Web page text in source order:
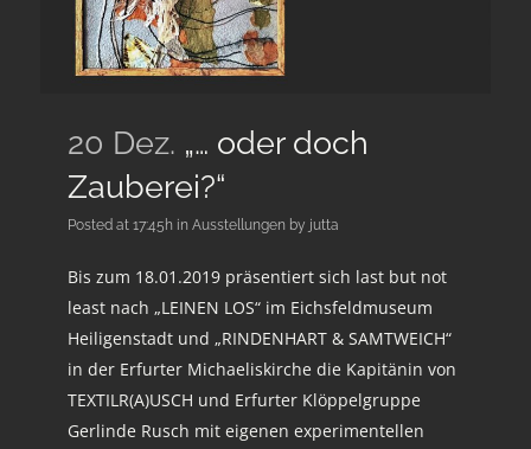
20 Dez. „… oder doch
Zauberei?“
Posted at 17:45h in Ausstellungen by jutta
Bis zum 18.01.2019 präsentiert sich last but not
least nach „LEINEN LOS“ im Eichsfeldmuseum
Heiligenstadt und „RINDENHART & SAMTWEICH“
in der Erfurter Michaeliskirche die Kapitänin von
TEXTILR(A)USCH und Erfurter Klöppelgruppe
Gerlinde Rusch mit eigenen experimentellen